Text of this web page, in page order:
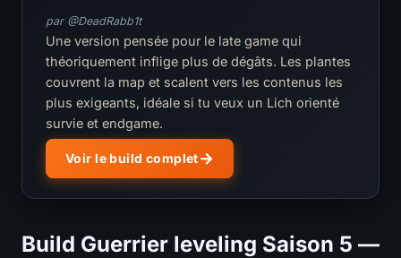
par @DeadRabb1t
Une version pensée pour le late game qui
théoriquement inflige plus de dégâts. Les plantes
couvrent la map et scalent vers les contenus les
plus exigeants, idéale si tu veux un Lich orienté
survie et endgame.
Voir le build complet
Build Guerrier leveling Saison 5 —